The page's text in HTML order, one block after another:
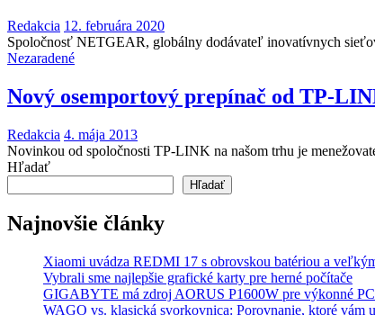
Redakcia 12. februára 2020
Spoločnosť NETGEAR, globálny dodávateľ inovatívnych
Nezaradené
Nový osemportový prepínač od TP-
Redakcia 4. mája 2013
Novinkou od spoločnosti TP-LINK na našom trhu je
Hľadať
Hľadať
Najnovšie články
Xiaomi uvádza REDMI 17 s obrovskou batériou a
Vybrali sme najlepšie grafické karty pre herné počítače
GIGABYTE má zdroj AORUS P1600W pre výkonné
WAGO vs. klasická svorkovnica: Porovnanie, ktoré vám